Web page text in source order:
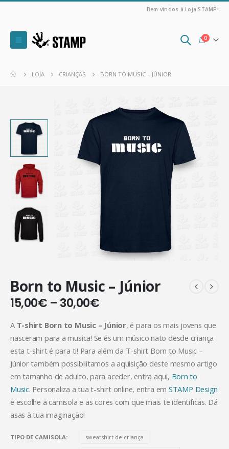
Bem vindos à Loja STAMP!
0
LOJA CRIANÇAS BORN TO MUSIC – JÚNIOR
Born to Music – Júnior
15,00€ – 30,00€
A T-shirt Born to Music – Júnior, é para os mais jovens que
nasceram para a musica! Se és um músico nato desde criança
esta t-shirt é para ti! Para além da T-shirt Born to Music –
Júnior também possibilitamos a aquisição deste mesmo artigo
em tamanho de adulto, para aceder, entra aqui, Born to
Music. Personaliza a tua t-shirt online, entra em STAMP Design
e escolhe a camisola e as cores com que mais te identificas. Dá
asas à tua imaginação!
TIPO DE CAMISOLA sweatshirt de criança